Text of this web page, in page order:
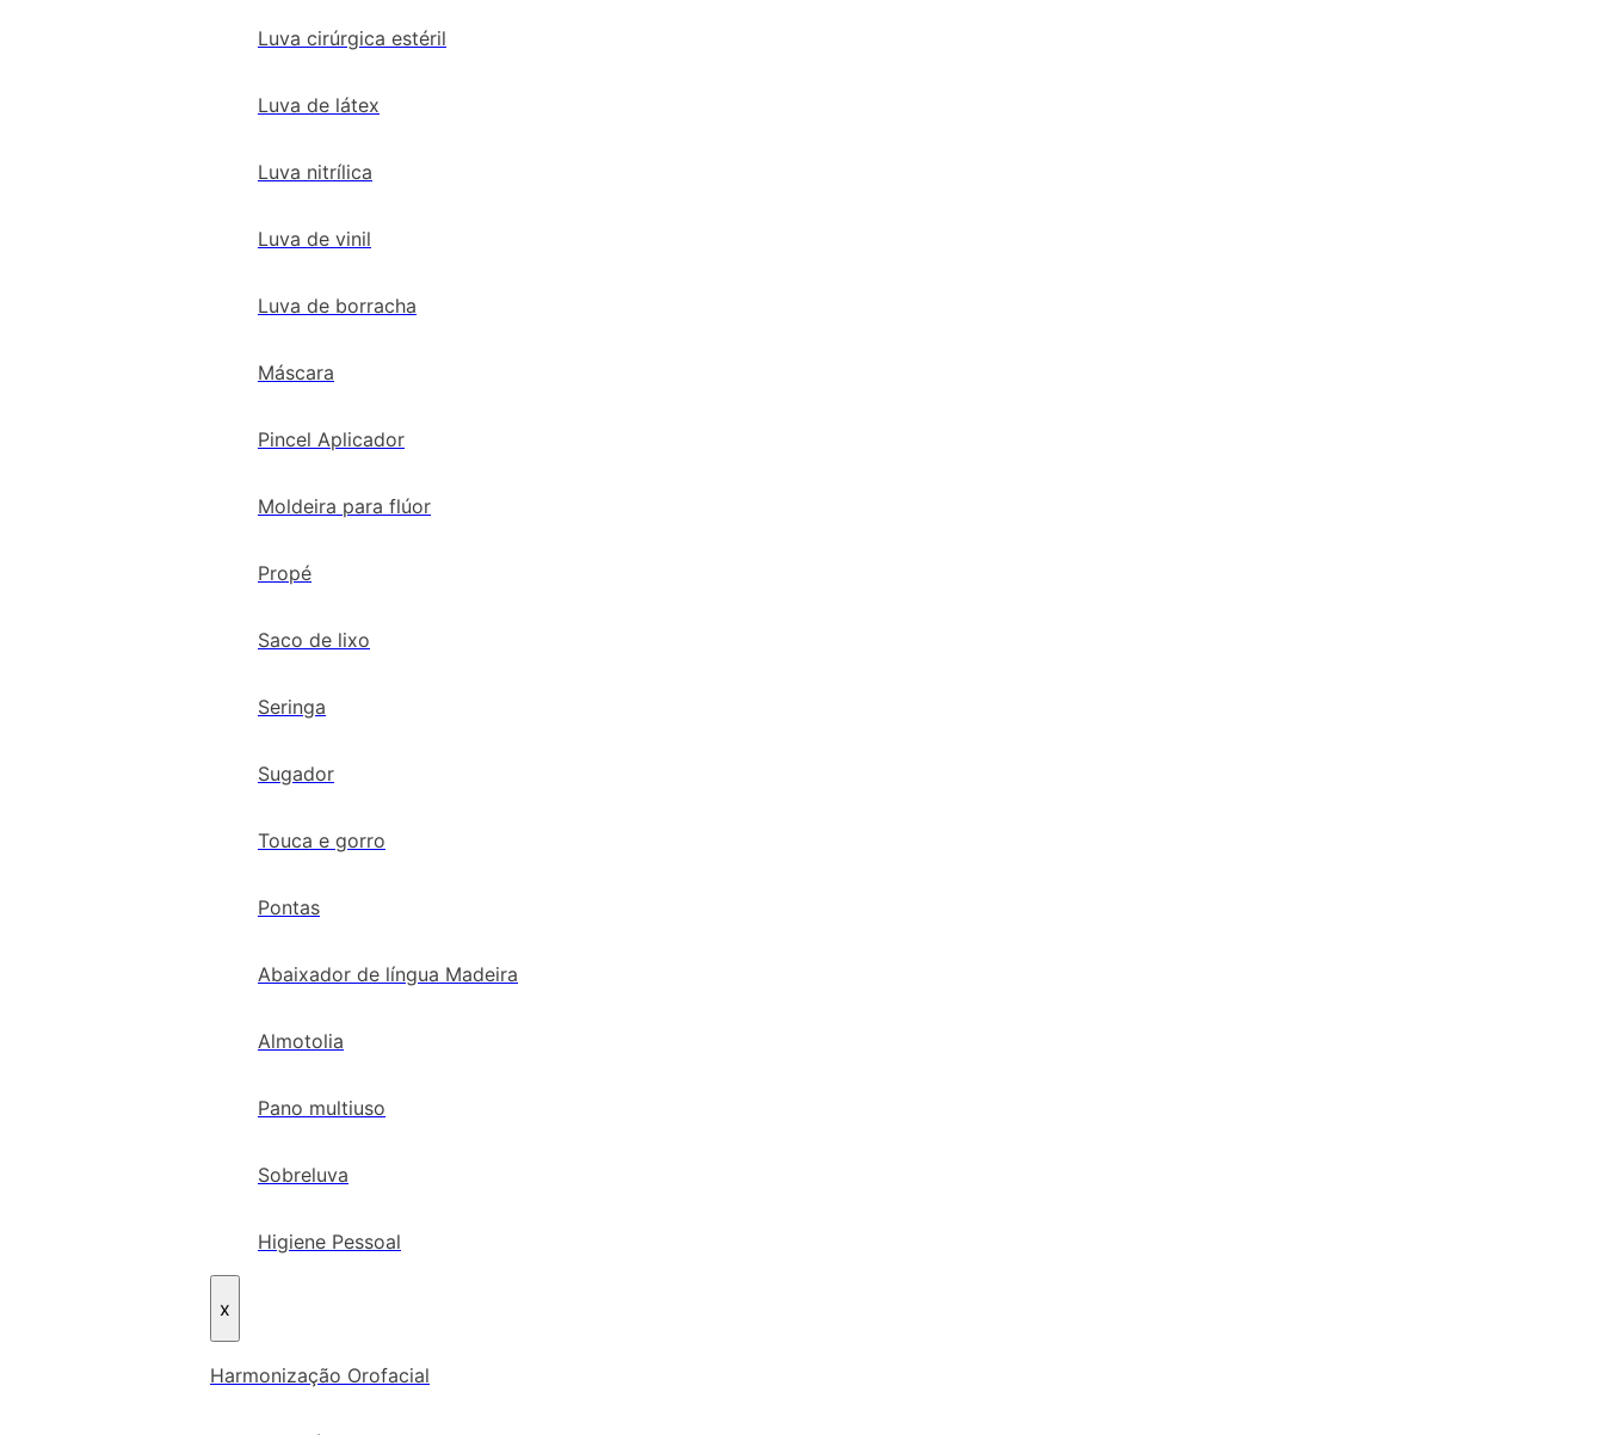
Luva cirúrgica estéril
Luva de látex
Luva nitrílica
Luva de vinil
Luva de borracha
Máscara
Pincel Aplicador
Moldeira para flúor
Propé
Saco de lixo
Seringa
Sugador
Touca e gorro
Pontas
Abaixador de língua Madeira
Almotolia
Pano multiuso
Sobreluva
Higiene Pessoal
x
Harmonização Orofacial